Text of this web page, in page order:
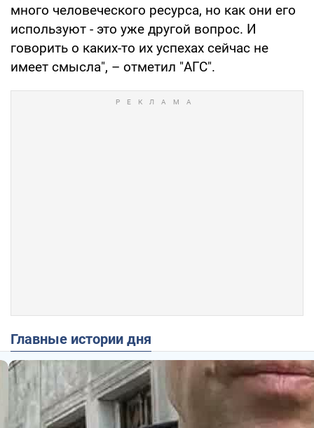
много человеческого ресурса, но как они его
используют - это уже другой вопрос. И
говорить о каких-то их успехах сейчас не
имеет смысла", – отметил "АГС".
Главные истории дня